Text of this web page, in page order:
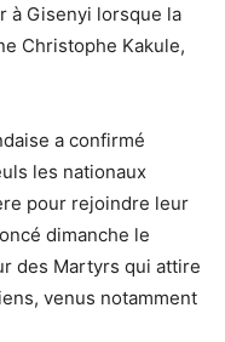
à Gisenyi lorsque la
Christophe Kakule,
a confirmé
les nationaux
pour rejoindre leur
dimanche le
des Martyrs qui attire
venus notamment